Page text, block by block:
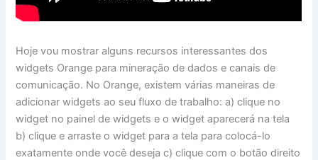
Hoje vou mostrar alguns recursos interessantes dos
widgets Orange para mineração de dados e canais de
comunicação. No Orange, existem várias maneiras de
adicionar widgets ao seu fluxo de trabalho: a) clique no
widget no painel de widgets e o widget aparecerá na tela
b) clique e arraste o widget para a tela para colocá-lo
exatamente onde você deseja c) clique com o botão direito